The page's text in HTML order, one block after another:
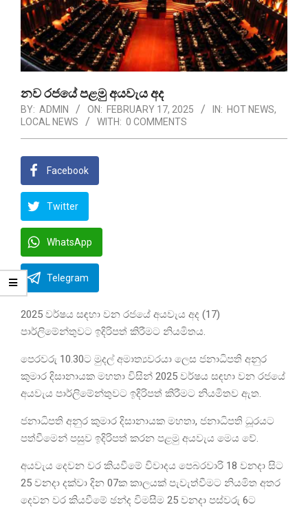
නව රජයේ පළමු අයවැය අද
BY: ADMIN ON: FEBRUARY 17, 2025 IN: HOT NEWS,
LOCAL NEWS
WITH: 0 COMMENTS
Facebook
Twitter
WhatsApp
Telegram
2025 වර්ෂය සඳහා වන රජයේ අයවැය අද (17)
පාර්ලිමේන්තුවට ඉදිරිපත් කිරීමට නියමිතය.
පෙරවරු 10.30ට මුදල් අමාත්‍යවරයා ලෙස ජනාධිපති අනුර
කුමාර දිසානායක මහතා විසින් 2025 වර්ෂය සඳහා වන රජයේ
අයවැය පාර්ලිමේන්තුවට ඉදිරිපත් කිරීමට නියමිතව ඇත.
ජනාධිපති අනුර කුමාර දිසානායක මහතා, ජනාධිපති ධූරයට
පත්වීමෙන් පසුව ඉදිරිපත් කරන පළමු අයවැය මෙය වේ.
අයවැය දෙවන වර කියවීමේ විවාදය පෙබරවාරි 18 වනදා සිට
25 වනදා දක්වා දින 07ක කාලයක් පැවැත්වීමට නියමිත අතර
දෙවන වර කියවීමේ ඡන්ද විමසීම 25 වනදා පස්වරු 6ට